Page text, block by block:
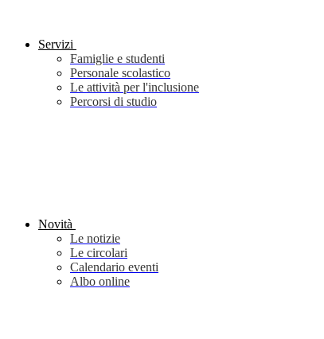
Servizi
Famiglie e studenti
Personale scolastico
Le attività per l'inclusione
Percorsi di studio
Novità
Le notizie
Le circolari
Calendario eventi
Albo online